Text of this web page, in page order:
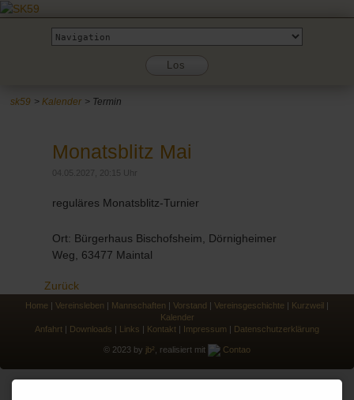
Zielseite
Los
sk59 Kalender Termin
Monatsblitz Mai
04.05.2027, 20:15 Uhr
reguläres Monatsblitz-Turnier
Ort: Bürgerhaus Bischofsheim, Dörnigheimer
Weg, 63477 Maintal
Zurück
Home Vereinsleben Mannschaften Vorstand Vereinsgeschichte Kurzweil
Kalender
Anfahrt
Downloads Links Kontakt Impressum Datenschutzerklärung
© 2023 by jb² , realisiert mit Contao